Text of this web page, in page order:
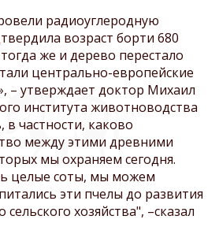
радиоуглеродную
возраст борти 680
же и дерево перестало
центрально-европейские
– утверждает доктор Михаил
института животноводства
частности, каково
между этими древними
мы охраняем сегодня.
целые соты, мы можем
эти пчелы до развития
хозяйства", –сказал